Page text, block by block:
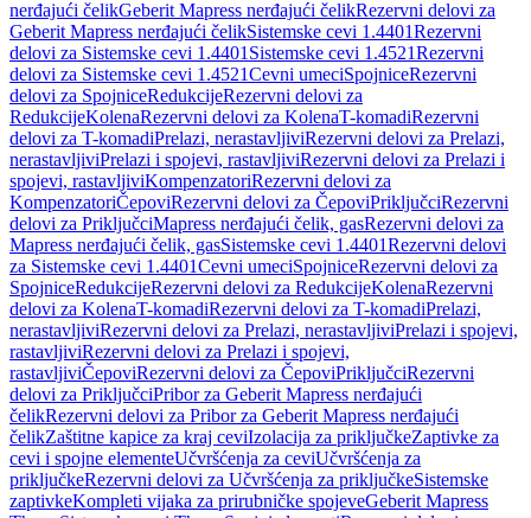
nerđajući čelikGeberit Mapress nerđajući čelikRezervni delovi za
Geberit Mapress nerđajući čelikSistemske cevi 1.4401Rezervni
delovi za Sistemske cevi 1.4401 Sistemske cevi 1.4521Rezervni
delovi za Sistemske cevi 1.4521Cevni umeciSpojniceRezervni
delovi za SpojniceRedukcijeRezervni delovi za
RedukcijeKolenaRezervni delovi za KolenaT-komadiRezervni
delovi za T-komadiPrelazi, nerastavljiviRezervni delovi za Prelazi,
nerastavljiviPrelazi i spojevi, rastavljiviRezervni delovi za Prelazi i
spojevi, rastavljiviKompenzatoriRezervni delovi za
KompenzatoriČepoviRezervni delovi za ČepoviPriključciRezervni
delovi za PriključciMapress nerđajući čelik, gasRezervni delovi za
Mapress nerđajući čelik, gasSistemske cevi 1.4401Rezervni delovi
za Sistemske cevi 1.4401Cevni umeciSpojniceRezervni delovi za
SpojniceRedukcijeRezervni delovi za RedukcijeKolenaRezervni
delovi za KolenaT-komadiRezervni delovi za T-komadiPrelazi,
nerastavljiviRezervni delovi za Prelazi, nerastavljiviPrelazi i spojevi,
rastavljiviRezervni delovi za Prelazi i spojevi,
rastavljiviČepoviRezervni delovi za ČepoviPriključciRezervni
delovi za PriključciPribor za Geberit Mapress nerđajući
čelikRezervni delovi za Pribor za Geberit Mapress nerđajući
čelikZaštitne kapice za kraj ceviIzolacija za priključkeZaptivke za
cevi i spojne elementeUčvršćenja za ceviUčvršćenja za
priključkeRezervni delovi za Učvršćenja za priključkeSistemske
zaptivkeKompleti vijaka za prirubničke spojeveGeberit Mapress